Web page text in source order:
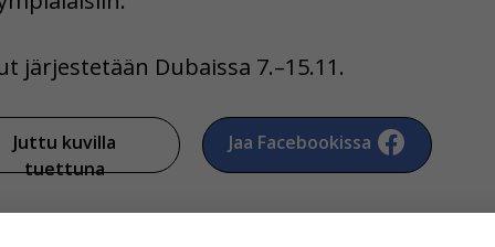
järjestetään Dubaissa 7.–15.11.
Juttu kuvilla
tuettuna
Jaa Facebookissa